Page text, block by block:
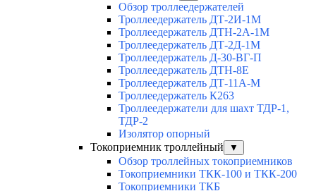
Обзор троллеедержателей
Троллеедержатель ДТ-2И-1М
Троллеедержатель ДТН-2А-1М
Троллеедержатель ДТ-2Д-1М
Троллеедержатель Д-30-ВГ-П
Троллеедержатель ДТН-8Е
Троллеедержатель ДТ-11А-М
Троллеедержатель К263
Троллеедержатели для шахт ТДР-1,
ТДР-2
Изолятор опорный
Токоприемник троллейный
▼
Обзор троллейных токоприемников
Токоприемники ТКК-100 и ТКК-200
Токоприемники ТКБ